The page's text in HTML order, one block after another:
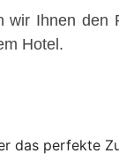
Ihnen
Hotel.